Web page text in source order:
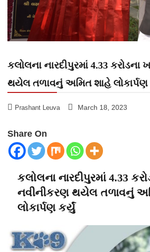
કલોલના નારદીપુરમાં 4.33 કરોડના
થયેલ તળાવનું અમિત શાહે લોકાર્પણ
Prashant Leuva March 18, 2023
Share On
કલોલના નારદીપુરમાં 4.33
નવીનીકરણ થયેલ તળાવનું
લોકાર્પણ કર્યું